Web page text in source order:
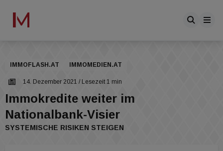
IMMOFLASH.AT IMMOMEDIEN.AT
14. Dezember 2021 / Lesezeit 1 min
Immokredite weiter im
Nationalbank-Visier
SYSTEMISCHE RISIKEN STEIGEN